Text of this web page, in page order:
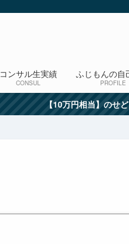
コンサル生実績
CONSUL
ふじもんの自
PROFILE
【10万円相当】のせ